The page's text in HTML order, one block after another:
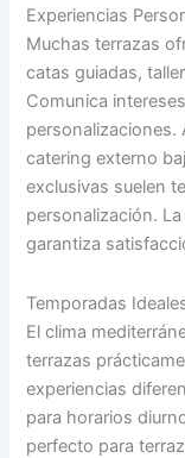
Experiencias
Muchas terrazas
catas guiadas,
Comunica
personalizaciones.
catering externo
exclusivas suelen
personalización.
garantiza
Temporadas
El clima
terrazas
experiencias
para horarios
perfecto para